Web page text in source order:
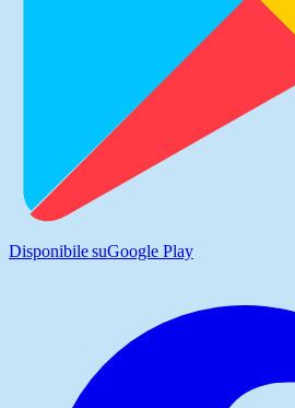
Disponibile suGoogle Play